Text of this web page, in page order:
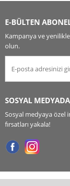
E-BÜLTEN
Kampanya ve
olun.
SOSYAL
Sosyal medyaya özel
fırsatları yakala!